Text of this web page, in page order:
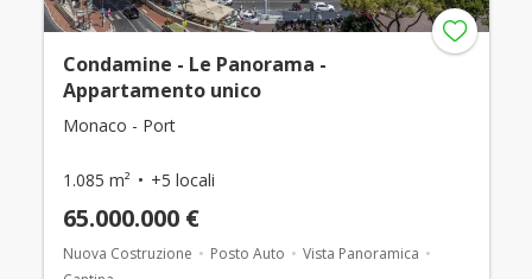
Condamine - Le Panorama -
Appartamento unico
Monaco - Port
1.085 m² +5 locali
65.000.000 €
Nuova Costruzione Posto Auto
Vista Panoramica